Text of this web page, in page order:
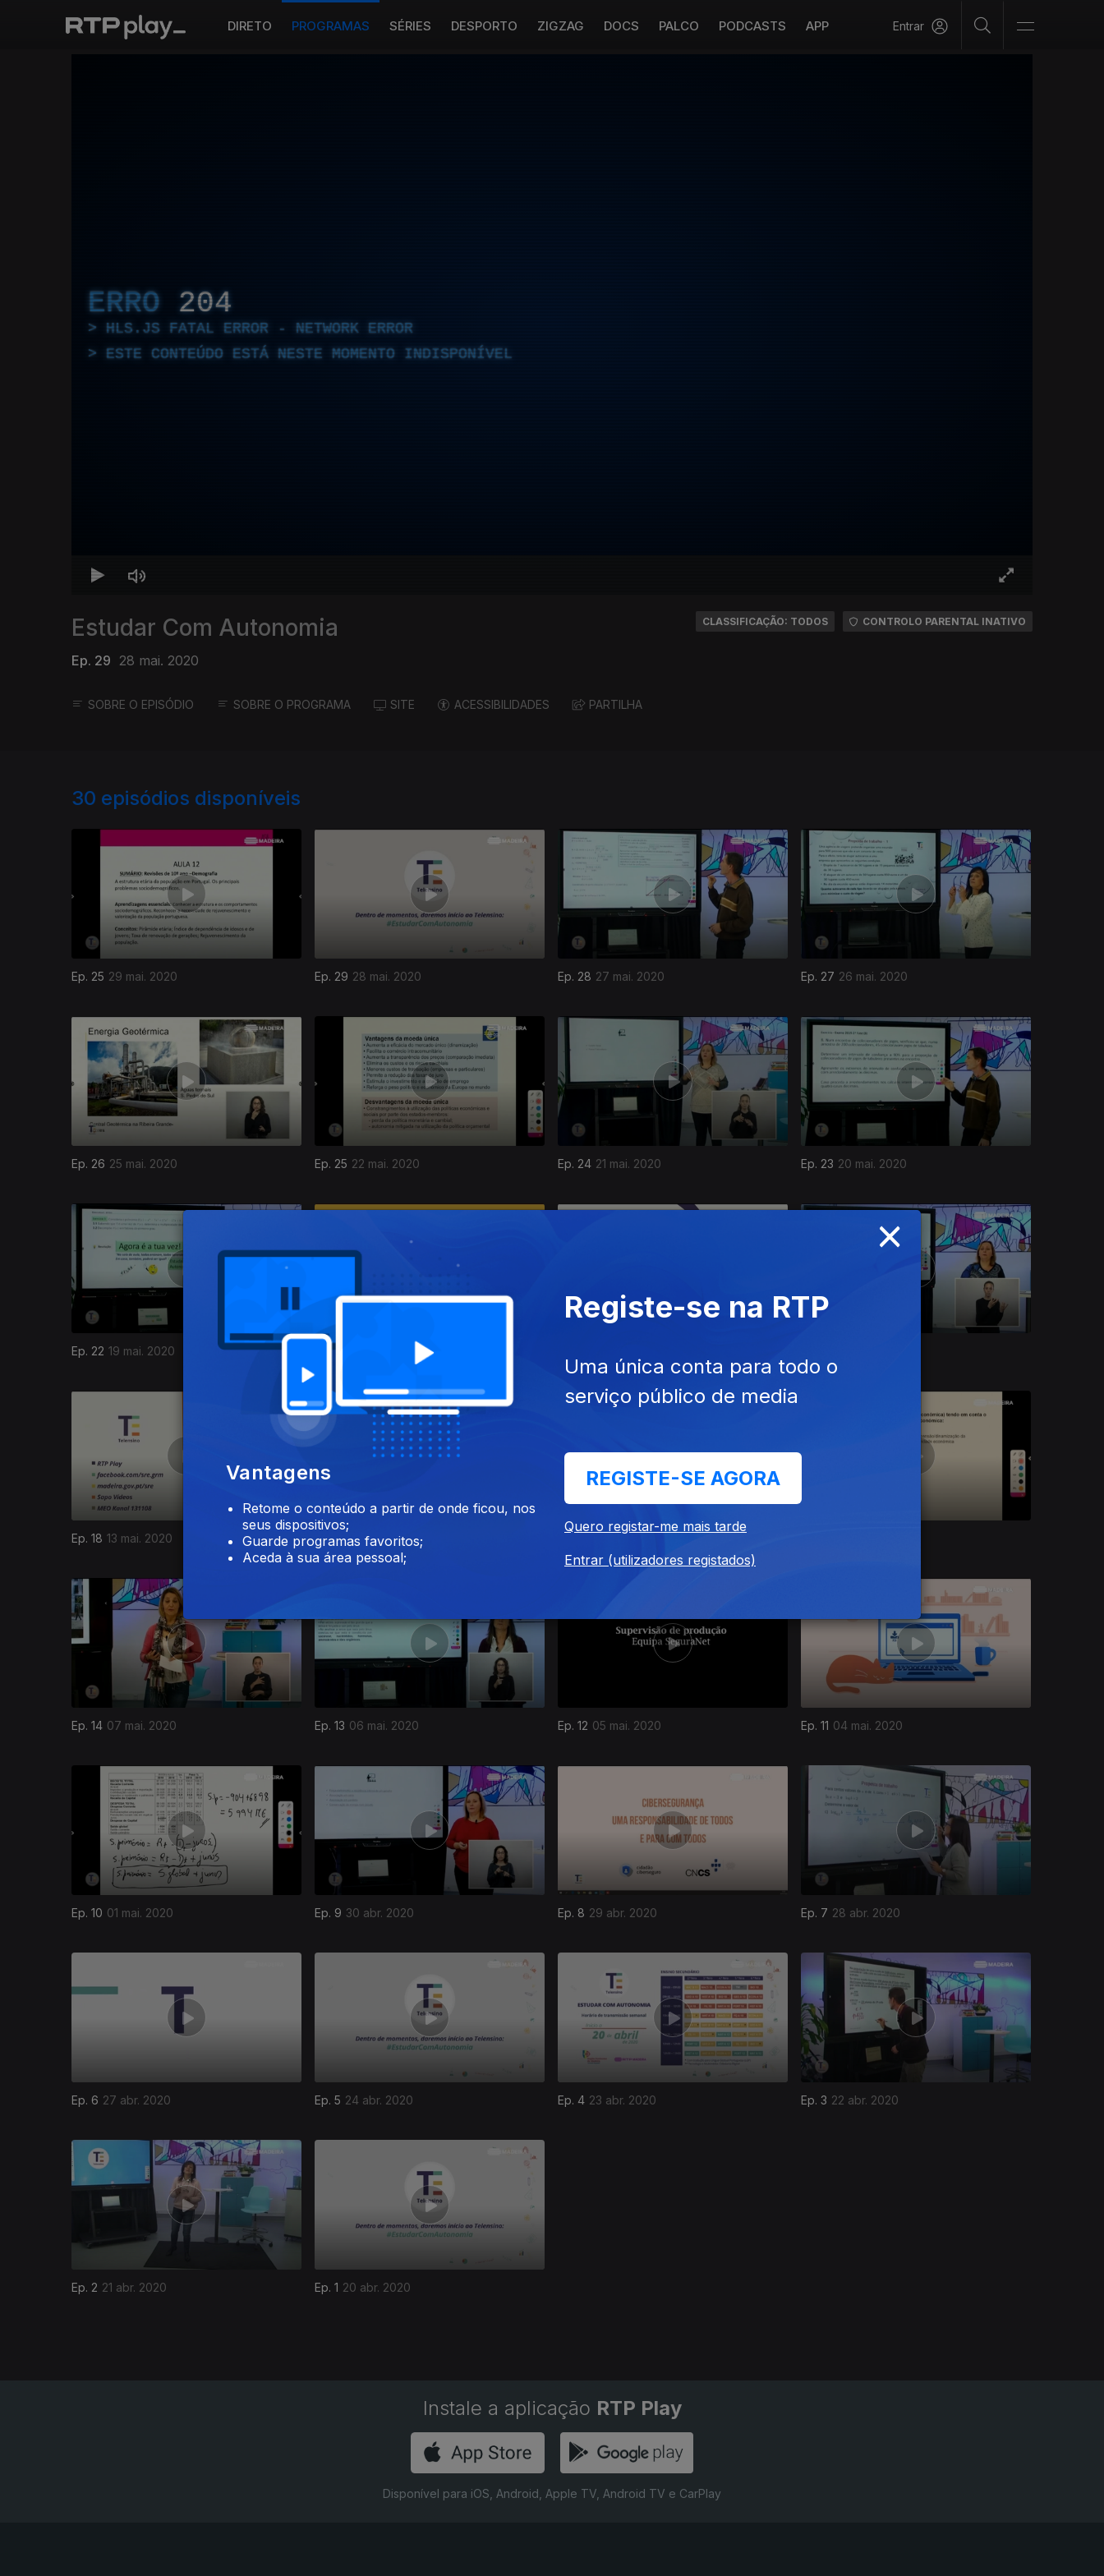
DIRETO PROGRAMAS SÉRIES DESPORTO ZIGZAG DOCS PALCO PODCASTS APP Entrar
ERRO 204
HLS.JS FATAL ERROR - NETWORK ERROR
ESTE CONTEÚDO ESTÁ NESTE MOMENTO INDISPONÍVEL
Estudar Com Autonomia
Ep. 29 28 mai. 2020
CLASSIFICAÇÃO: TODOS CONTROLO PARENTAL INATIVO
SOBRE O EPISÓDIO SOBRE O PROGRAMA SITE ACESSIBILIDADES PARTILHA
30 episódios disponíveis
Ep. 25 29 mai. 2020 Ep. 29 28 mai. 2020 Ep. 28 27 mai. 2020 Ep. 27 26 mai. 2020
Ep. 26 25 mai. 2020 Ep. 25 22 mai. 2020 Ep. 24 21 mai. 2020 Ep. 23 20 mai. 2020
Ep. 22 19 mai. 2020 Ep. 21
472491
Ep. 18 13 mai. 2020 Ep. 17 12 mai. 2020 11 mai. 2020
Ep. 14 07 mai. 2020 Ep. 13 06 mai. 2020 Ep. 12 05 mai. 2020 Ep. 11 04 mai. 2020
Ep. 10 01 mai. 2020 Ep. 9 30 abr. 2020 Ep. 8 29 abr. 2020 Ep. 7 28 abr. 2020
Ep. 6 27 abr. 2020 Ep. 5 24 abr. 2020 Ep. 4 23 abr. 2020 Ep. 3 22 abr. 2020
Ep. 2 21 abr. 2020 Ep. 1 20 abr. 2020
468013
Instale a aplicação RTP Play
Disponível para iOS, Android, Apple TV, Android TV e CarPlay
×
Vantagens
Retome o conteúdo a partir de onde ficou, nos
seus dispositivos;
Guarde programas favoritos;
Aceda à sua área pessoal;
Registe-se na RTP
Uma única conta para todo o
serviço público de media
REGISTE-SE AGORA
Quero registar-me mais tarde
Entrar (utilizadores registados)